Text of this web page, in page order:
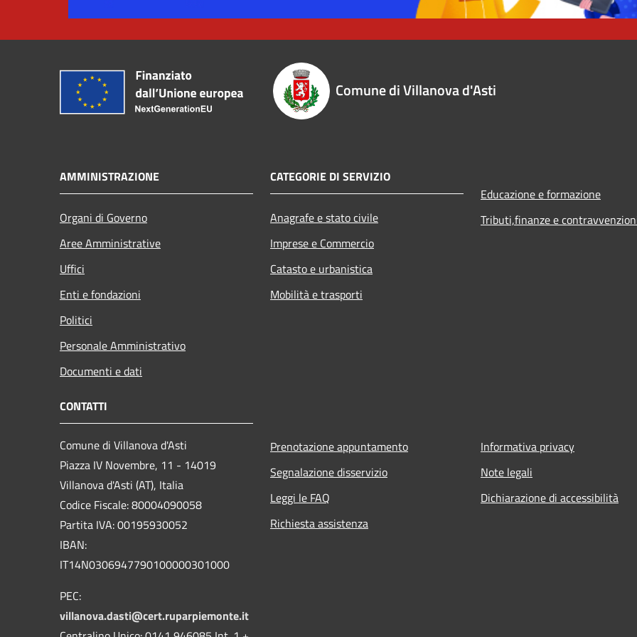
Comune di Villanova d'Asti
AMMINISTRAZIONE
Organi di Governo
Aree Amministrative
Uffici
Enti e fondazioni
Politici
Personale Amministrativo
Documenti e dati
CATEGORIE DI SERVIZIO
Anagrafe e stato civile
Imprese e Commercio
Catasto e urbanistica
Mobilità e trasporti
Educazione e formazione
Tributi,finanze e
CONTATTI
Comune di Villanova d'Asti
Piazza IV Novembre, 11 - 14019
Villanova d'Asti (AT), Italia
Codice Fiscale: 80004090058
Partita IVA: 00195930052
IBAN:
IT14N0306947790100000301000
PEC:
villanova.dasti@cert.ruparpiemonte.it
Prenotazione appuntamento
Segnalazione disservizio
Leggi le FAQ
Richiesta assistenza
Informativa privacy
Note legali
Dichiarazione di accessibilità